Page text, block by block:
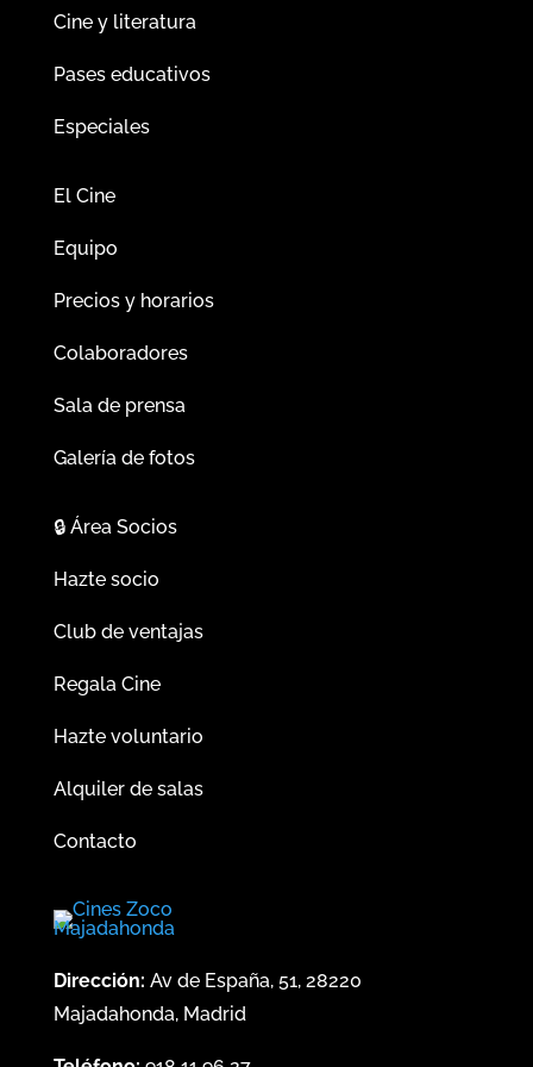
Cine y literatura
Pases educativos
Especiales
El Cine
Equipo
Precios y horarios
Colaboradores
Sala de prensa
Galería de fotos
🔒Área Socios
Hazte socio
Club de ventajas
Regala Cine
Hazte voluntario
Alquiler de salas
Contacto
Dirección: Av de España, 51, 28220
Majadahonda, Madrid